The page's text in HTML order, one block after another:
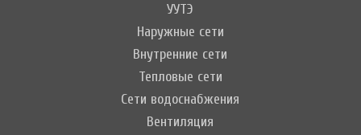
УУТЭ
Наружные сети
Внутренние сети
Тепловые сети
Сети водоснабжения
Вентиляция